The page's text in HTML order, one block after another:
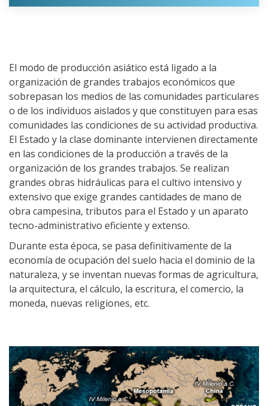
El modo de producción asiático está ligado a la
organización de grandes trabajos económicos que
sobrepasan los medios de las comunidades particulares
o de los individuos aislados y que constituyen para esas
comunidades las condiciones de su actividad productiva.
El Estado y la clase dominante intervienen directamente
en las condiciones de la producción a través de la
organización de los grandes trabajos. Se realizan
grandes obras hidráulicas para el cultivo intensivo y
extensivo que exige grandes cantidades de mano de
obra campesina, tributos para el Estado y un aparato
tecno-administrativo eficiente y extenso.
Durante esta época, se pasa definitivamente de la
economía de ocupación del suelo hacia el dominio de la
naturaleza, y se inventan nuevas formas de agricultura,
la arquitectura, el cálculo, la escritura, el comercio, la
moneda, nuevas religiones, etc.